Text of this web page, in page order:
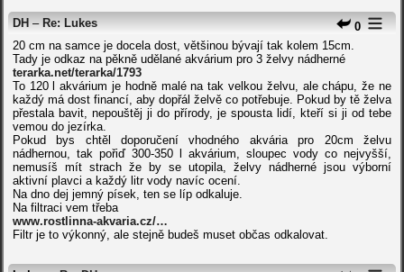
0
DH – Re: Lukes
20 cm na samce je docela dost, většinou bývají tak kolem 15cm.
Tady je odkaz na pěkně udělané akvárium pro 3 želvy nádherné
terarka.net/terarka/1793
To 120 l akvárium je hodně malé na tak velkou želvu, ale chápu, že ne
každý má dost financí, aby dopřál želvě co potřebuje. Pokud by tě želva
přestala bavit, nepouštěj ji do přírody, je spousta lidí, kteří si ji od tebe
vemou do jezírka.
Pokud bys chtěl doporučení vhodného akvária pro 20cm želvu
nádhernou, tak pořiď 300-350 l akvárium, sloupec vody co nejvyšší,
nemusíš mít strach že by se utopila, želvy nádherné jsou výborní
aktivní plavci a každý litr vody navíc ocení.
Na dno dej jemný písek, ten se líp odkaluje.
Na filtraci vem třeba
www.rostlinna-akvaria.cz/…
Filtr je to výkonný, ale stejně budeš muset občas odkalovat.